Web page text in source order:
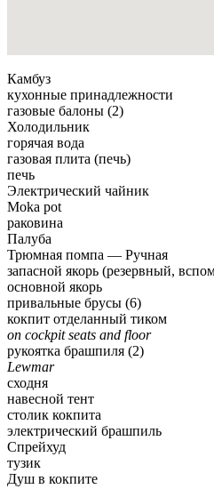
Камбуз
кухонные принадлежности
газовые балоны (2)
Холодильник
горячая вода
газовая плита (печь)
печь
Электрический чайник
Moka pot
раковина
Палуба
Трюмная помпа — Pучная
запасной якорь (резервный,
основной якорь
привальные брусы (6)
кокпит отделанный тиком
on cockpit seats and floor
рукоятка брашпиля (2)
Lewmar
сходня
навесной тент
столик кокпита
электрический брашпиль
Спрейхуд
тузик
Душ в кокпите